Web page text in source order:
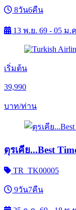
8วัน6คืน
13 พ.ย. 69 - 05 ม.
เริ่มต้น
39,990
บาท/ท่าน
ตุรเคีย...Best
TR_TK00005
9วัน7คืน